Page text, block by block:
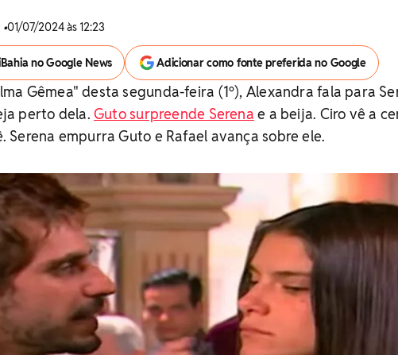
•01/07/2024 às 12:23
no Google News Adicionar como fonte preferida no Google
Gêmea" desta segunda-feira (1º), Alexandra fala para
perto dela.Guto surpreende Serena e a beija. Ciro vê a
Serena empurra Guto e Rafael avança sobre ele.